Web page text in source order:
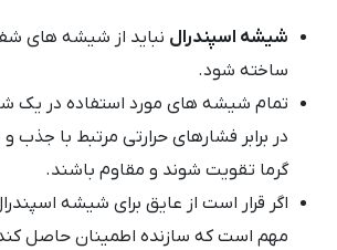
شیشه اسپندرال نباید از شیشه های
ساخته شود.
تمام شیشه های مورد استفاده در یک
در برابر فشارهای حرارتی مرتبط با
گرما تقویت شوند و مقاوم باشند.
اگر قرار است از عایق برای شیشه
مهم است که سازنده اطمینان حاصل